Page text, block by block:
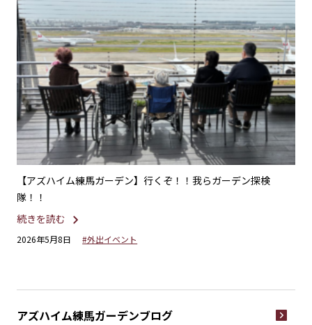
【アズハイム練馬ガーデン】行くぞ！！我らガーデン探検
隊！！
続きを読む
2026年5月8日 #外出イベント
アズハイム練馬ガーデンブログ